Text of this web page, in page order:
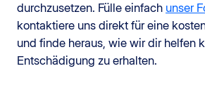
durchzusetzen. Fülle einfach unser
kontaktiere uns direkt für eine
und finde heraus, wie wir dir helfen
Entschädigung zu erhalten.